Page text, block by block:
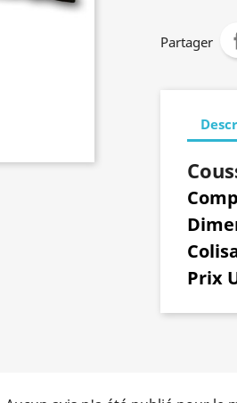
Partager
Prix